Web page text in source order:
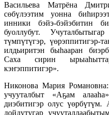
Васильева Матрёна
сөбүлээтим уонна
инники бэйэ-бэйэбитин
буоллубут.
түмпүтүгэр, үөрэппитигэр-
илдьиритэн быһааран
Саха сирин
кэҥэппитигэр».
Никонова Мария
учууталбыт «Аҕам
диэбитигэр олус үөрбүтүм.
дойдутугар